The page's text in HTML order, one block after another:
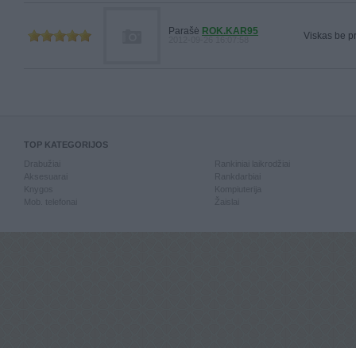
Parašė ROK.KAR95 Viskas be
TOP KATEGORIJOS
Knygos
Mob. telefonai
Kompiuterija
Žaislai